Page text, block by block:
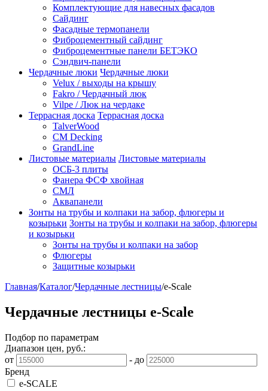
Комплектующие для навесных фасадов
Сайдинг
Фасадные термопанели
Фиброцементный сайдинг
Фиброцементные панели БЕТЭКО
Сэндвич-панели
Чердачные люки Чердачные люки
Velux / выходы на крышу
Fakro / Чердачный люк
Vilpe / Люк на чердаке
Террасная доска Террасная доска
TalverWood
CM Decking
GrandLine
Листовые материалы Листовые материалы
ОСБ-3 плиты
Фанера ФСФ хвойная
СМЛ
Аквапанели
Зонты на трубы и колпаки на забор, флюгеры и
козырьки Зонты на трубы и колпаки на забор, флюгеры
и козырьки
Зонты на трубы и колпаки на забор
Флюгеры
Защитные козырьки
Главная/Каталог/Чердачные лестницы/e-Scale
Чердачные лестницы e-Scale
Подбор по параметрам
Диапазон цен, руб.:
от
- до
Бренд
e-SCALE